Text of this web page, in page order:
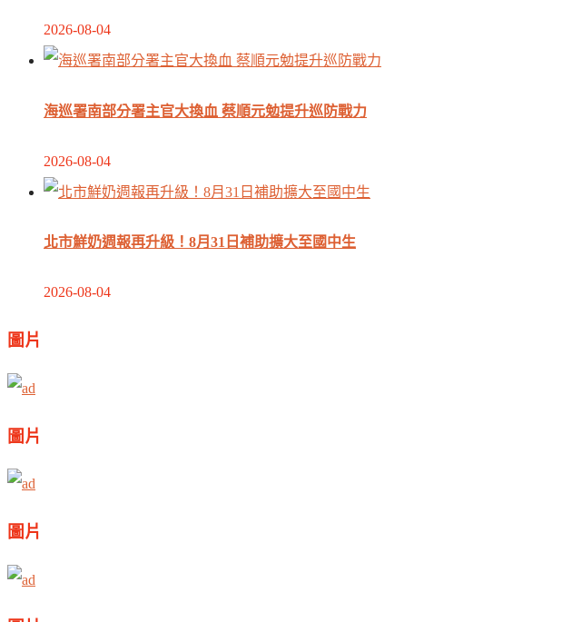
2026-08-04
海巡署南部分署主官大換血 蔡順元勉提升巡防戰力
2026-08-04
北市鮮奶週報再升級！8月31日補助擴大至國中生
2026-08-04
圖片
圖片
圖片